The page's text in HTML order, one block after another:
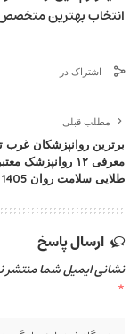
انتخاب بهترین
اشتراک در
مطلب قبلی
برترین روانپزشکان غرب
معرفی ۱۲ روانپزشک
طلایی سلامت روان 1405
ارسال پاسخ
نشانی ایمیل شما منتشر
*